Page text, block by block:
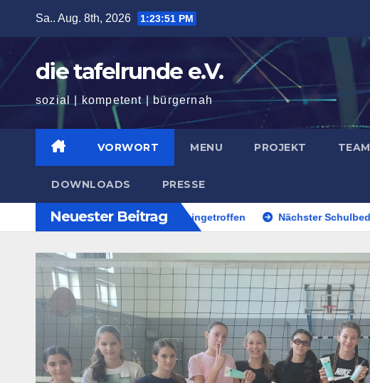
springen
Sa.. Aug. 8th, 2026 1:23:52 PM
die tafelrunde e.V.
sozial | kompetent | bürgernah
VORWORT MENU PROJEKT TEAM
DOWNLOADS PRESSE
Neuester Beitrag
Erste Waren für Weihnachten eingetroffen Nächster Schulbedarf 2.0